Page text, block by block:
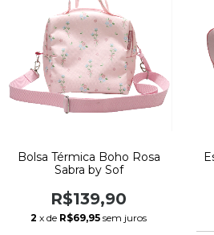
Bolsa Térmica Boho Rosa
Sabra by Sof
R$139,90
2 x de R$69,95 sem juros